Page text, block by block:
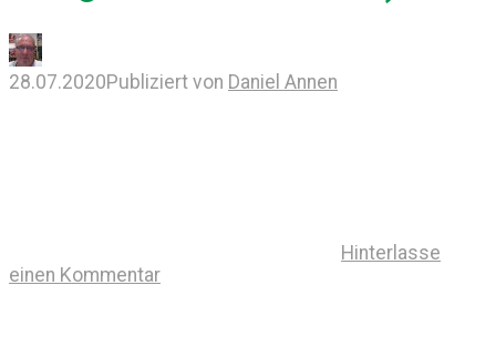
28.07.2020Publiziert von Daniel Annen
Hinterlasse
einen Kommentar